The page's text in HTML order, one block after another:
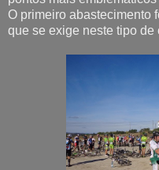
O primeiro abastecimento
que se exige neste tipo de